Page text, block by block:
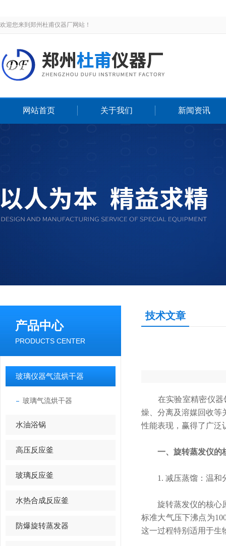
欢迎您来到郑州杜甫仪器厂网站！
网站首页 关于我们 新闻资讯
产品中心
PRODUCTS CENTER
玻璃仪器气流烘干器
玻璃气流烘干器
水油浴锅
高压反应釜
玻璃反应釜
水热合成反应釜
防爆旋转蒸发器
技术文章
在实验室精密仪器领
燥、分离及溶媒回收等
性能表现，赢得了广泛
一、旋转蒸发仪的
1. 减压蒸馏：温和
旋转蒸发仪的核心原
标准大气压下沸点为
这一过程特别适用于生